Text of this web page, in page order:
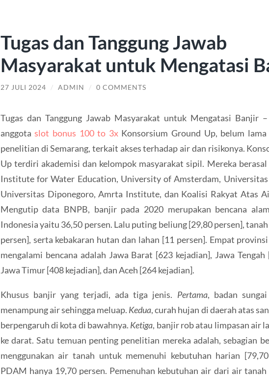
Tugas dan Tanggung Jawab
Masyarakat untuk Mengatasi
27 JULI 2024 / ADMIN / 0 COMMENTS
Tugas dan Tanggung Jawab Masyarakat untuk Mengatasi Banjir
anggotaslot bonus 100 to 3xKonsorsium Ground Up, belum lama
penelitian di Semarang, terkait akses terhadap air dan risikonya.
Up terdiri akademisi dan kelompok masyarakat sipil. Mereka
Institute for Water Education, University of Amsterdam, Universitas
Universitas Diponegoro, Amrta Institute, dan Koalisi Rakyat Atas
Mengutip data BNPB, banjir pada 2020 merupakan bencana
Indonesia yaitu 36,50 persen. Lalu puting beliung [29,80 persen],
persen], serta kebakaran hutan dan lahan [11 persen]. Empat
mengalami bencana adalah Jawa Barat [623 kejadian], Jawa Tengah
Jawa Timur [408 kejadian], dan Aceh [264 kejadian].
Khusus banjir yang terjadi, ada tiga jenis. Pertama, badan
menampung air sehingga meluap. Kedua, curah hujan di daerah atas
berpengaruh di kota di bawahnya. Ketiga, banjir rob atau limpasan air
ke darat. Satu temuan penting penelitian mereka adalah, sebagian
menggunakan air tanah untuk memenuhi kebutuhan harian
PDAM hanya 19,70 persen. Pemenuhan kebutuhan air dari air tanah